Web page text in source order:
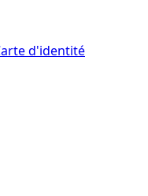
d'identité